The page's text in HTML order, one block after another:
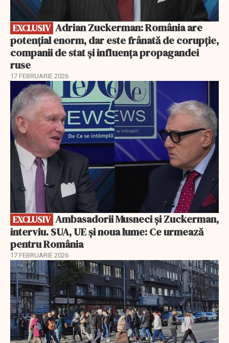
EXCLUSIV
potențial enorm, dar este frânată de corupție,
companii de stat și influența propagandei
ruse
17 FEBRUARIE 2026
EXCLUSIV
EXCLUSIV
interviu. SUA, UE și noua lume: Ce urmează
pentru România
17 FEBRUARIE 2026